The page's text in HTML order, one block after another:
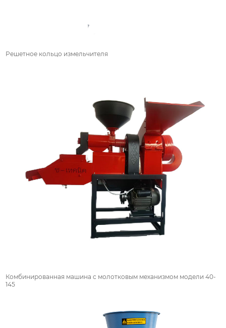
Решетное кольцо измельчителя
Комбинированная машина с молотковым механизмом модели 40-
145